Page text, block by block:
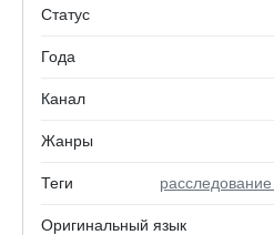
Статус
Года
Канал
Жанры
Теги
Оригинальный язык